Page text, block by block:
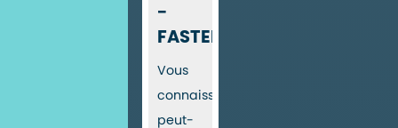
-
FASTERIZE
Vous
connaissez
peut-